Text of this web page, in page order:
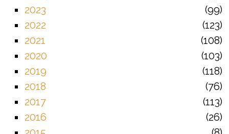
2023
99
2022
123
2021
108
2020
103
2019
118
2018
76
2017
113
2016
26